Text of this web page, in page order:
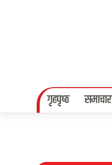
गृहपृष्‍ठ समाचार